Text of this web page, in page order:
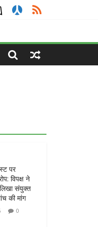
टिप्पणी: प्रेस
की ताकत,
उतनी ही
0